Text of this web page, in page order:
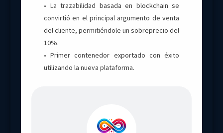
• La trazabilidad basada en blockchain se
convirtió en el principal argumento de venta
del cliente, permitiéndole un sobreprecio del
10%.
• Primer contenedor exportado con éxito
utilizando la nueva plataforma.